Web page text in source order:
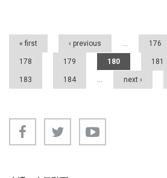
Pages
« first ‹ previous … 176
178 179 180 181
183 184 … next ›